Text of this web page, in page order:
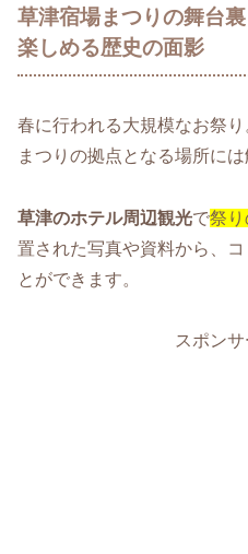
草津宿場まつりの舞台
楽しめる歴史の面影
春に行われる大規模なお祭
まつりの拠点となる場所に
草津のホテル周辺観光で祭
置された写真や資料から、
とができます。
スポンサ